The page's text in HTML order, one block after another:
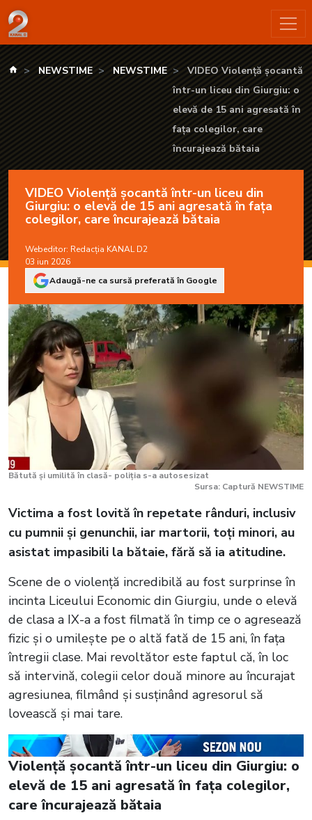
VIDEO Violență șocantă într-un liceu din Giurgiu: o elevă de
kanald.ro
NEWSTIME NEWSTIME
VIDEO Violență șocantă
într-un liceu din Giurgiu: o
elevă de 15 ani agresată în
fața colegilor, care
încurajează bătaia
VIDEO Violență șocantă într-un liceu din
Giurgiu: o elevă de 15 ani agresată în fața
colegilor, care încurajează bătaia
Webeditor: Redacția KANAL D2
03 iun 2026
Adaugă-ne ca sursă preferată în Google
Bătută și umilită în clasă- poliția s-a autosesizat
Sursa: Captură NEWSTIME
Victima a fost lovită în repetate rânduri, inclusiv
cu pumnii și genunchii, iar martorii, toți minori, au
asistat impasibili la bătaie, fără să ia atitudine.
Scene de o violență incredibilă au fost surprinse în
incinta Liceului Economic din Giurgiu, unde o elevă
de clasa a IX-a a fost filmată în timp ce o agresează
fizic și o umilește pe o altă fată de 15 ani, în fața
întregii clase. Mai revoltător este faptul că, în loc
să intervină, colegii celor două minore au încurajat
agresiunea, filmând și susținând agresorul să
lovească și mai tare.
Violență șocantă într-un liceu din Giurgiu: o
elevă de 15 ani agresată în fața colegilor,
care încurajează bătaia